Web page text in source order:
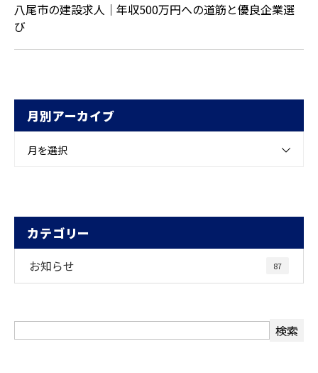
八尾市の建設求人｜年収500万円への道筋と優良企業選
び
月別アーカイブ
月を選択
カテゴリー
お知らせ 87